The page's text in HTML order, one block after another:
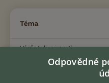
Téma
Výrůstek na srsti
1.3.2021 10:47Odpovědné